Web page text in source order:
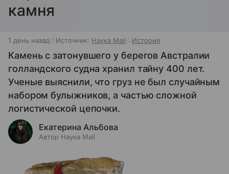
камня
1 день назад Источник: Наука Mail История
Камень с затонувшего у берегов Австралии
голландского судна хранил тайну 400 лет.
Ученые выяснили, что груз не был случайным
набором булыжников, а частью сложной
логистической цепочки.
Екатерина Альбова
Автор Наука Mail